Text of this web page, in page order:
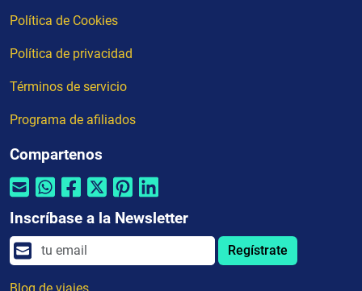
Política de Cookies
Política de privacidad
Términos de servicio
Programa de afiliados
Compartenos
Inscríbase a la Newsletter
Regístrate